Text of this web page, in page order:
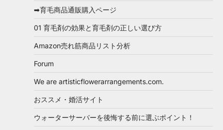
➡育毛商品通販購入ページ
01 育毛剤の効果と育毛剤の正しい選び方
Amazon売れ筋商品リスト分析
Forum
We are artisticflowerarrangements.com.
おススメ・婚活サイト
ウォーターサーバーを後悔する前に選ぶポイント！